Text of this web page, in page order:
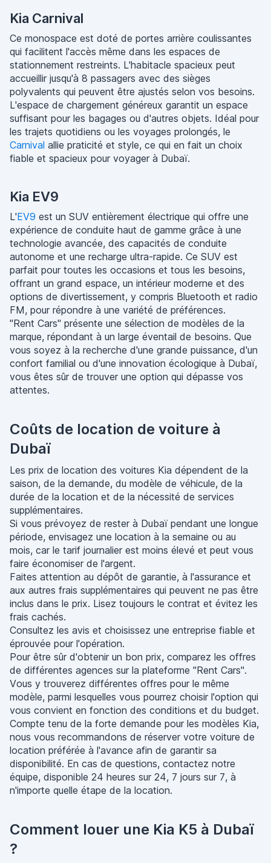
Kia Carnival
Ce monospace est doté de portes arrière coulissantes
qui facilitent l'accès même dans les espaces de
stationnement restreints. L'habitacle spacieux peut
accueillir jusqu'à 8 passagers avec des sièges
polyvalents qui peuvent être ajustés selon vos besoins.
L'espace de chargement généreux garantit un espace
suffisant pour les bagages ou d'autres objets. Idéal pour
les trajets quotidiens ou les voyages prolongés, le
Carnival allie praticité et style, ce qui en fait un choix
fiable et spacieux pour voyager à Dubaï.
Kia EV9
L'EV9 est un SUV entièrement électrique qui offre une
expérience de conduite haut de gamme grâce à une
technologie avancée, des capacités de conduite
autonome et une recharge ultra-rapide. Ce SUV est
parfait pour toutes les occasions et tous les besoins,
offrant un grand espace, un intérieur moderne et des
options de divertissement, y compris Bluetooth et radio
FM, pour répondre à une variété de préférences.
"Rent Cars" présente une sélection de modèles de la
marque, répondant à un large éventail de besoins. Que
vous soyez à la recherche d'une grande puissance, d'un
confort familial ou d'une innovation écologique à Dubaï,
vous êtes sûr de trouver une option qui dépasse vos
attentes.
Coûts de location de voiture à
Dubaï
Les prix de location des voitures Kia dépendent de la
saison, de la demande, du modèle de véhicule, de la
durée de la location et de la nécessité de services
supplémentaires.
Si vous prévoyez de rester à Dubaï pendant une longue
période, envisagez une location à la semaine ou au
mois, car le tarif journalier est moins élevé et peut vous
faire économiser de l'argent.
Faites attention au dépôt de garantie, à l'assurance et
aux autres frais supplémentaires qui peuvent ne pas être
inclus dans le prix. Lisez toujours le contrat et évitez les
frais cachés.
Consultez les avis et choisissez une entreprise fiable et
éprouvée pour l'opération.
Pour être sûr d'obtenir un bon prix, comparez les offres
de différentes agences sur la plateforme "Rent Cars".
Vous y trouverez différentes offres pour le même
modèle, parmi lesquelles vous pourrez choisir l'option qui
vous convient en fonction des conditions et du budget.
Compte tenu de la forte demande pour les modèles Kia,
nous vous recommandons de réserver votre voiture de
location préférée à l'avance afin de garantir sa
disponibilité. En cas de questions, contactez notre
équipe, disponible 24 heures sur 24, 7 jours sur 7, à
n'importe quelle étape de la location.
Comment louer une Kia K5 à Dubaï
?